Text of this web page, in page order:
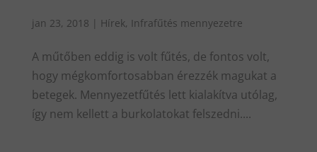
jan 23, 2018 | Hírek, Infrafűtés mennyezetre
A műtőben eddig is volt fűtés, de fontos volt,
hogy mégkomfortosabban érezzék magukat a
betegek. Mennyezetfűtés lett kialakítva utólag,
így nem kellett a burkolatokat felszedni....